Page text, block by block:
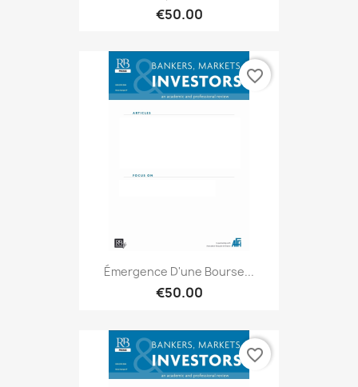
€50.00
Émergence D'une Bourse...
€50.00
favorite_border
favorite_border